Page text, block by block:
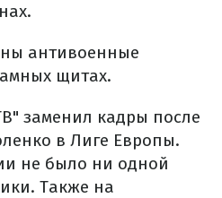
антивоенные
щитах.
заменил кадры после
в Лиге Европы.
не было ни одной
Также на